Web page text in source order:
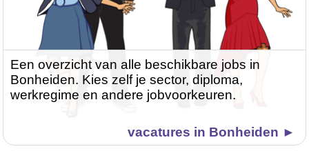
Een overzicht van alle beschikbare jobs in
Bonheiden. Kies zelf je sector, diploma,
werkregime en andere jobvoorkeuren.
vacatures in Bonheiden ►